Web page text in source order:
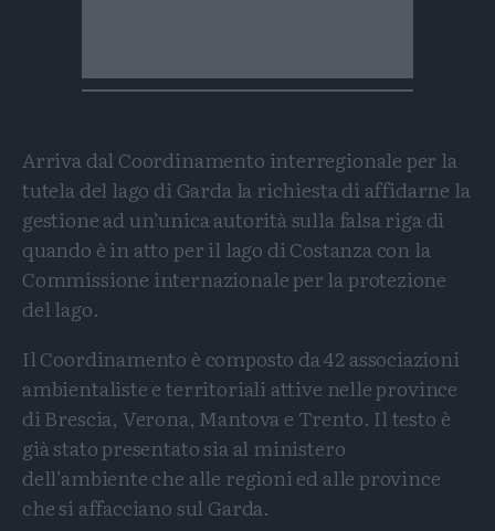
Arriva dal Coordinamento interregionale per la
tutela del lago di Garda la richiesta di affidarne la
gestione ad un’unica autorità sulla falsa riga di
quando è in atto per il lago di Costanza con la
Commissione internazionale per la protezione
del lago.
Il Coordinamento è composto da 42 associazioni
ambientaliste e territoriali attive nelle province
di Brescia, Verona, Mantova e Trento. Il testo è
già stato presentato sia al ministero
dell’ambiente che alle regioni ed alle province
che si affacciano sul Garda.